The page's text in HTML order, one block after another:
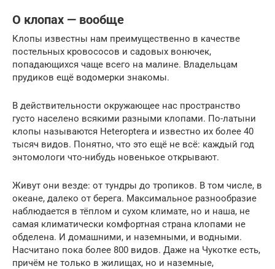
О клопах — вообще
Клопы известны нам преимущественно в качестве
постельных кровососов и садовых вонючек,
попадающихся чаще всего на малине. Владельцам
прудиков ещё водомерки знакомы.
В действительности окружающее нас пространство
густо населено всякими разными клопами. По-латыни
клопы называются Heteroptera и известно их более 40
тысяч видов. Понятно, что это ещё не всё: каждый год
энтомологи что-нибудь новенькое открывают.
Живут они везде: от тундры до тропиков. В том числе, в
океане, далеко от берега. Максимальное разнообразие
наблюдается в тёплом и сухом климате, но и наша, не
самая климатически комфортная страна клопами не
обделена. И домашними, и наземными, и водными.
Насчитано пока более 800 видов. Даже на Чукотке есть,
причём не только в жилищах, но и наземные,